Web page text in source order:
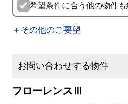
希望条件に合う他の物件
＋その他のご要望
お問い合わせする物件
フローレンスⅢ